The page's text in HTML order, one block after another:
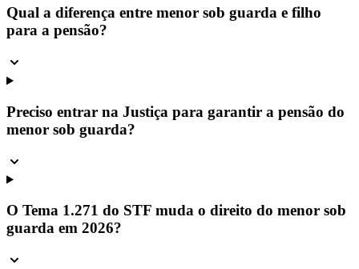
Qual a diferença entre menor sob guarda e filho
para a pensão?
Preciso entrar na Justiça para garantir a pensão do
menor sob guarda?
O Tema 1.271 do STF muda o direito do menor sob
guarda em 2026?